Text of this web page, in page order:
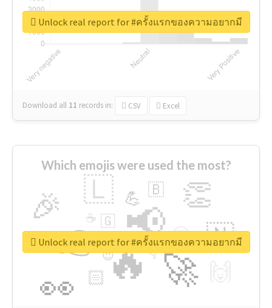
Download all 11 records in: CSV Excel
Unlock real report for #ครั้งแรกของความอยากมี
Which emojis were used the most?
🔥
👉 📢
🚀
👀
🎉 👏
🇱
🇳
😍
🏻
💪 🇧
👇
🇬
🔷
☕
😉
🎡
Unlock real report for #ครั้งแรกของความอยากมี